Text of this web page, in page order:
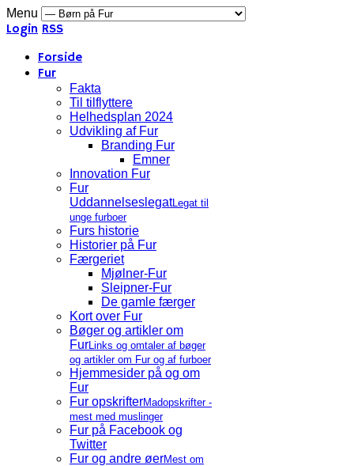
Menu
Login RSS
Forside
Fur
Fakta
Til tilflyttere
Helhedsplan 2024
Udvikling af Fur
Branding Fur
Emner
Innovation Fur
Fur
UddannelseslegatLegat til
unge furboer
Furs historie
Historier på Fur
Færgeriet
Mjølner-Fur
Sleipner-Fur
De gamle færger
Kort over Fur
Bøger og artikler om
FurLinks og omtaler af bøger
og artikler om Fur og af furboer
Hjemmesider på og om
Fur
Fur opskrifterMadopskrifter -
mest med muslinger
Fur på Facebook og
Twitter
Fur og andre øerMest om